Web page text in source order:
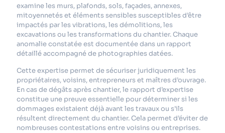
examine les murs, plafonds, sols, façades, annexes,
mitoyennetés et éléments sensibles susceptibles d’être
impactés par les vibrations, les démolitions, les
excavations ou les transformations du chantier. Chaque
anomalie constatée est documentée dans un rapport
détaillé accompagné de photographies datées.
Cette expertise permet de sécuriser juridiquement les
propriétaires, voisins, entrepreneurs et maîtres d’ouvrage.
En cas de dégâts après chantier, le rapport d’expertise
constitue une preuve essentielle pour déterminer si les
dommages existaient déjà avant les travaux ou s’ils
résultent directement du chantier. Cela permet d’éviter de
nombreuses contestations entre voisins ou entreprises.